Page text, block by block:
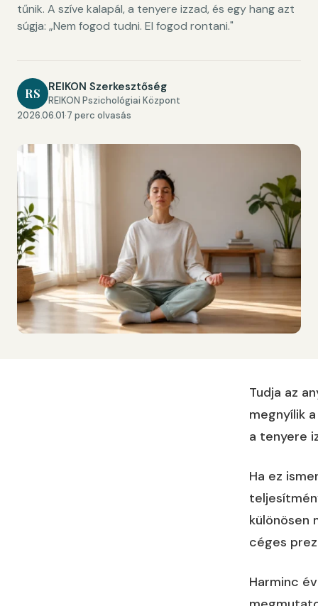
tűnik. A szíve kalapál, a tenyere izzad, és egy hang azt
súgja: „Nem fogod tudni. El fogod rontani."
RS REIKON Szerkesztőség
REIKON Pszichológiai Központ
2026.06.01·7 perc olvasás
Tudja az
megnyílik
a tenyere
Ha ez
különösen
céges
Harminc